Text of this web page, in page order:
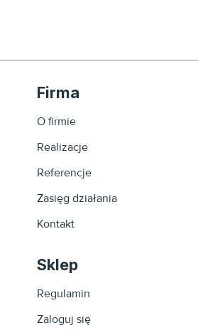
Firma
O firmie
Realizacje
Referencje
Zasięg działania
Kontakt
Sklep
Regulamin
Zaloguj się